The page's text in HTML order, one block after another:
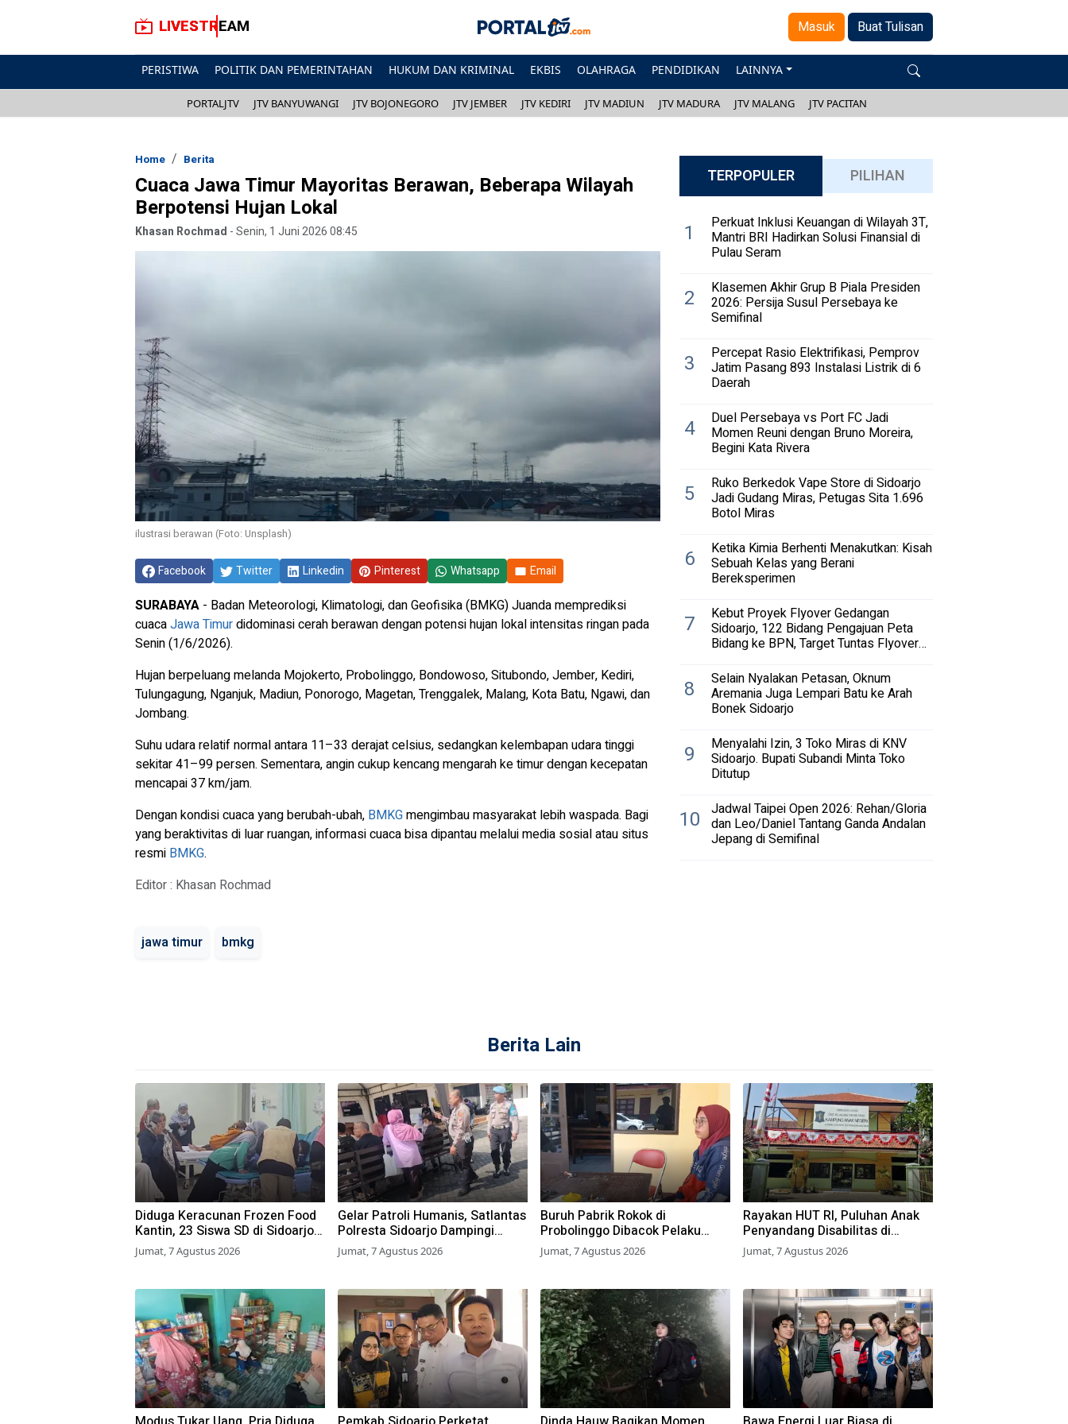
LIVESTREAM Masuk Buat Tulisan
PERISTIWA POLITIK DAN PEMERINTAHAN HUKUM DAN KRIMINAL EKBIS OLAHRAGA PENDIDIKAN LAINNYA
PORTALJTV JTV BANYUWANGI JTV BOJONEGORO JTV JEMBER JTV KEDIRI JTV MADIUN JTV MADURA JTV MALANG JTV PACITAN
Home Berita
Cuaca Jawa Timur Mayoritas Berawan, Beberapa Wilayah
Berpotensi Hujan Lokal
Khasan Rochmad -Senin, 1 Juni 2026 08:45
ilustrasi berawan (Foto: Unsplash)
Facebook Twitter Linkedin Pinterest Whatsapp Email
SURABAYA - Badan Meteorologi, Klimatologi, dan Geofisika (BMKG) Juanda memprediksi
cuacaJawa Timurdidominasi cerah berawan dengan potensi hujan lokal intensitas ringan pada
Senin (1/6/2026).
Hujan berpeluang melanda Mojokerto, Probolinggo, Bondowoso, Situbondo, Jember, Kediri,
Tulungagung, Nganjuk, Madiun, Ponorogo, Magetan, Trenggalek, Malang, Kota Batu, Ngawi, dan
Jombang.
Suhu udara relatif normal antara 11–33 derajat celsius, sedangkan kelembapan udara tinggi
sekitar 41–99 persen. Sementara, angin cukup kencang mengarah ke timur dengan kecepatan
mencapai 37 km/jam.
Dengan kondisi cuaca yang berubah-ubah, BMKGmengimbau masyarakat lebih waspada. Bagi
yang beraktivitas di luar ruangan, informasi cuaca bisa dipantau melalui media sosial atau situs
resmi BMKG.
Editor : Khasan Rochmad
jawa timur bmkg
TERPOPULER PILIHAN
1 Perkuat Inklusi Keuangan di Wilayah 3T,
Mantri BRI Hadirkan Solusi Finansial di
Pulau Seram
2 Klasemen Akhir Grup B Piala Presiden
2026: Persija Susul Persebaya ke
Semifinal
3 Percepat Rasio Elektrifikasi, Pemprov
Jatim Pasang 893 Instalasi Listrik di 6
Daerah
4 Duel Persebaya vs Port FC Jadi
Momen Reuni dengan Bruno Moreira,
Begini Kata Rivera
5 Ruko Berkedok Vape Store di Sidoarjo
Jadi Gudang Miras, Petugas Sita 1.696
Botol Miras
6 Ketika Kimia Berhenti Menakutkan: Kisah
Sebuah Kelas yang Berani
Bereksperimen
7 Kebut Proyek Flyover Gedangan
Sidoarjo, 122 Bidang Pengajuan Peta
Bidang ke BPN, Target Tuntas Flyover
8 Selain Nyalakan Petasan, Oknum
Aremania Juga Lempari Batu ke Arah
Bonek Sidoarjo
9 Menyalahi Izin, 3 Toko Miras di KNV
Sidoarjo. Bupati Subandi Minta Toko
Ditutup
10 Jadwal Taipei Open 2026: Rehan/Gloria
dan Leo/Daniel Tantang Ganda Andalan
Jepang di Semifinal
Berita Lain
Diduga Keracunan Frozen Food
Kantin, 23 Siswa SD di Sidoarjo
Dilarikan ke RS
Jumat, 7 Agustus 2026
Gelar Patroli Humanis, Satlantas
Polresta Sidoarjo Dampingi
Wajib Pajak di Samsat
Jumat, 7 Agustus 2026
Buruh Pabrik Rokok di
Probolinggo Dibacok Pelaku
Begal, Motor dan Tas Amblas
Jumat, 7 Agustus 2026
Rayakan HUT RI, Puluhan Anak
Penyandang Disabilitas di
Surabaya Ikuti Beragam Lomba
Jumat, 7 Agustus 2026